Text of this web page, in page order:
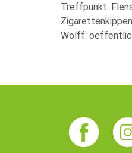
Treffpunkt:
Wolff: